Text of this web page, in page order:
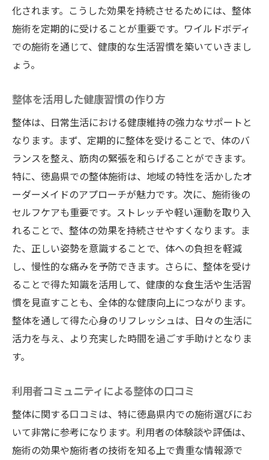
化されます。こうした効果を持続させるためには、整体
施術を定期的に受けることが重要です。ワイルドボディ
での施術を通じて、健康的な生活習慣を築いていきまし
ょう。
整体を活用した健康習慣の作り方
整体は、日常生活における健康維持の強力なサポートと
なります。まず、定期的に整体を受けることで、体のバ
ランスを整え、筋肉の緊張を和らげることができます。
特に、徳島県での整体施術は、地域の特性を活かしたオ
ーダーメイドのアプローチが魅力です。次に、施術後の
セルフケアも重要です。ストレッチや軽い運動を取り入
れることで、整体の効果を持続させやすくなります。ま
た、正しい姿勢を意識することで、体への負担を軽減
し、慢性的な痛みを予防できます。さらに、整体を受け
ることで得た知識を活用して、健康的な食生活や生活習
慣を見直すことも、全体的な健康向上につながります。
整体を通して得た心身のリフレッシュは、日々の生活に
活力を与え、より充実した時間を過ごす手助けとなりま
す。
利用者コミュニティによる整体の口コミ
整体に関する口コミは、特に徳島県内での施術選びにお
いて非常に参考になります。利用者の体験談や評価は、
施術の効果や施術者の技術を知る上で貴重な情報源で